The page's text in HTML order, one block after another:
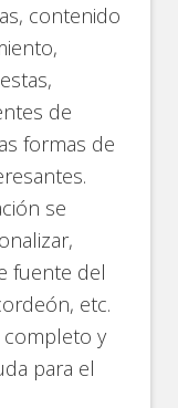
contenido
de
formas de
se
fuente del
etc.
y
para el